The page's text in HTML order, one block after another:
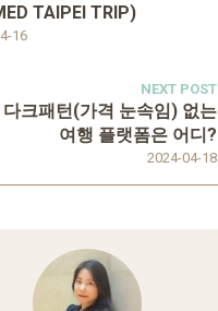
16
TAIPEI TRIP)
NEXT POST
2024-04-18
크패턴(가격 눈속임) 없는
여행 플랫폼은 어디?